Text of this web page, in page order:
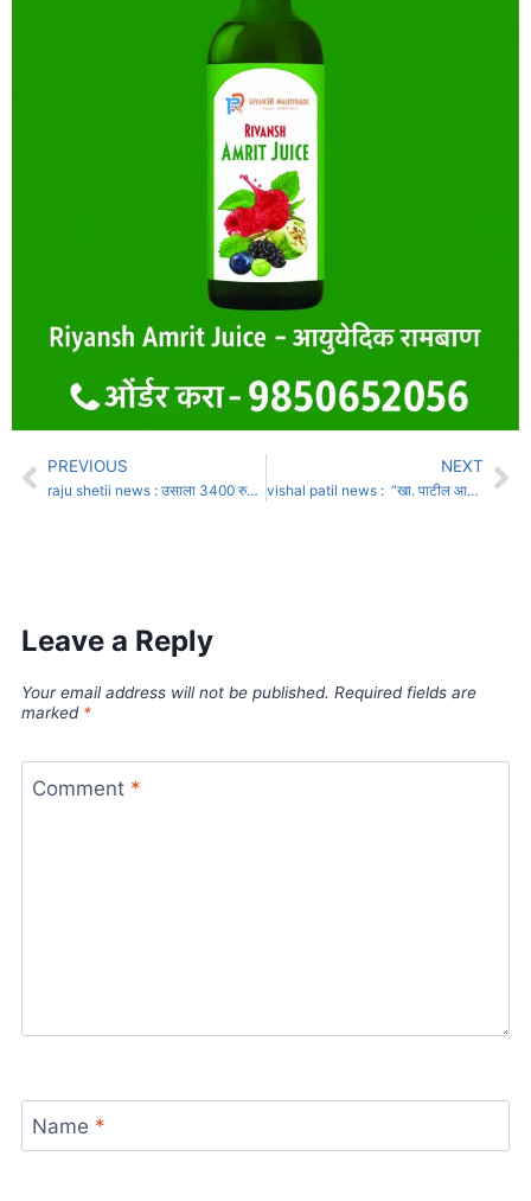
PREVIOUS
raju shetii news : उसाला 3400 रुपये दर मान्य नाही, तोडगा काढा, नाहीतर उसाचा बुडका घेऊन मुख्यमंत्र्यांचं स्वागत करु, राजू शेट्टींचा इशारा
NEXT
vishal patil news : “खा. पाटील आता कोणाची परतफेड करणार आणि कोणाचा विरोध करणार?”
Leave a Reply
Your email address will not be published. Required fields are
marked *
Comment *
Name *